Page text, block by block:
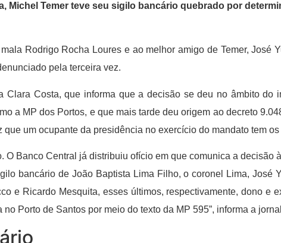
Michel Temer teve seu sigilo bancário quebrado por
Rodrigo Rocha Loures e ao melhor amigo de Temer, José
pela terceira vez.
Clara Costa, que informa que a decisão se deu no âmbito do
a MP dos Portos, e que mais tarde deu origem ao decreto
um ocupante da presidência no exercício do mandato tem
O Banco Central já distribuiu ofício em que comunica a
bancário de João Baptista Lima Filho, o coronel Lima,
e Ricardo Mesquita, esses últimos, respectivamente, dono e
Porto de Santos por meio do texto da MP 595”, informa a